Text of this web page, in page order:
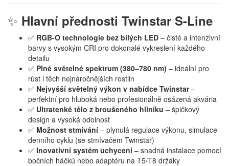
✨ Hlavní přednosti Twinstar S-Line
✅ RGB-O technologie bez bílých LED – čisté a intenzivní
barvy s vysokým CRI pro dokonalé vykreslení každého
detailu
✅ Plné světelné spektrum (380–780 nm) – ideální pro
růst i těch nejnáročnějších rostlin
✅ Nejvyšší světelný výkon v nabídce Twinstar–
perfektní pro hluboká nebo profesionálně osázená akvária
✅ Ultratenké tělo z broušeného hliníku – špičkový
design a vysoká odolnost
✅ Možnost stmívání – plynulá regulace výkonu, simulace
denního cyklu (se stmívačem Twinstar)
✅ Inovativní systém uchycení – snadná instalace pomocí
bočních háčků nebo adaptéru na T5/T8 držáky